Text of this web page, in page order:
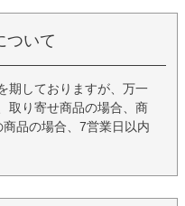
ついて
期しておりますが、万一
取り寄せ商品の場合、商
品の場合、7営業日以内